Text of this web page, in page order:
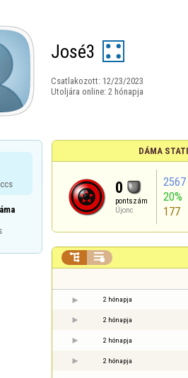
José3
Csatlakozott: 12/23/2023
Utoljára online: 2 hónapja
DÁMA
0
pontszám
Újonc
2567
20%
177
 
2 hónapja
2 hónapja
2 hónapja
2 hónapja